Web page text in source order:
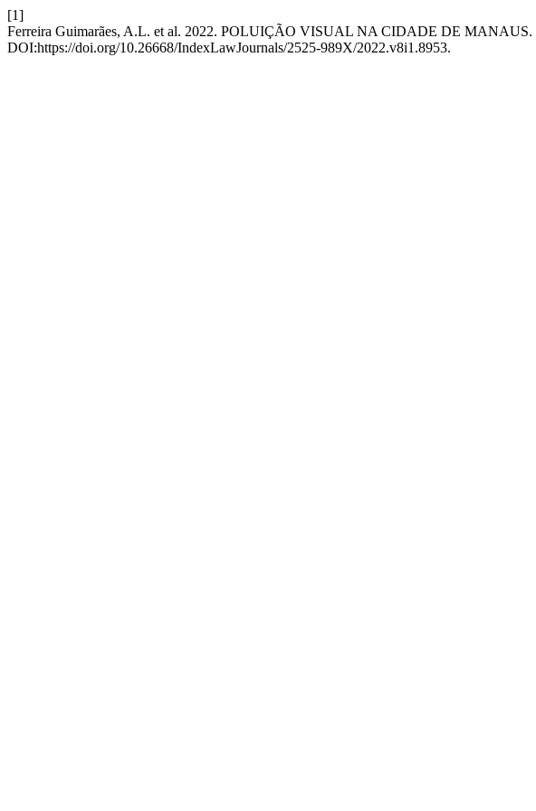
[1]
Ferreira Guimarães, A.L. et al. 2022. POLUIÇÃO VISUAL NA CIDADE DE MANAUS.
DOI:https://doi.org/10.26668/IndexLawJournals/2525-989X/2022.v8i1.8953.